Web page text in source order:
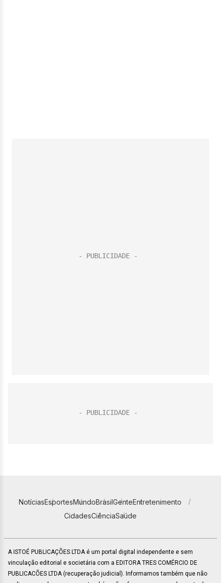
NotíciasEsportesMundoBrasilGenteEntretenimento
CidadesCiênciaSaúde
A ISTOÉ PUBLICAÇÕES LTDA é um portal digital independente e sem
vinculação editorial e societária com a EDITORA TRES COMÉRCIO DE
PUBLICACÕES LTDA (recuperação judicial). Informamos também que não